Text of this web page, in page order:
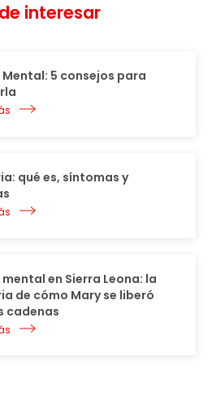
interesar
Mental: 5 consejos para
qué es, síntomas y
mental en Sierra Leona: la
de cómo Mary se liberó
cadenas